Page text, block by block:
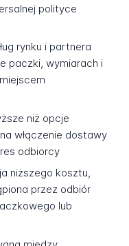
polityce
rynku i partnera
paczki, wymiarach i
niż opcje
włączenie dostawy
odbiorcy
niższego kosztu,
przez odbiór
lub